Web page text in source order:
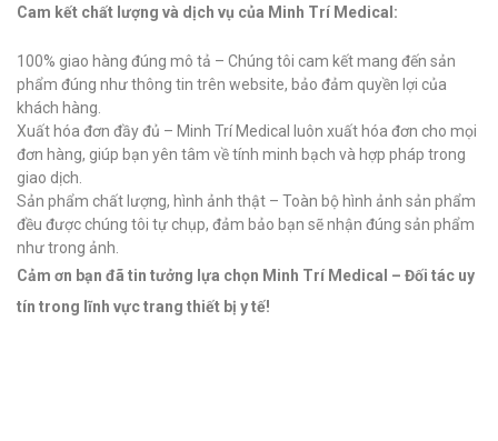
Cam kết chất lượng và dịch vụ của Minh Trí Medical:
100% giao hàng đúng mô tả – Chúng tôi cam kết mang đến sản
phẩm đúng như thông tin trên website, bảo đảm quyền lợi của
khách hàng.
Xuất hóa đơn đầy đủ – Minh Trí Medical luôn xuất hóa đơn cho mọi
đơn hàng, giúp bạn yên tâm về tính minh bạch và hợp pháp trong
giao dịch.
Sản phẩm chất lượng, hình ảnh thật – Toàn bộ hình ảnh sản phẩm
đều được chúng tôi tự chụp, đảm bảo bạn sẽ nhận đúng sản phẩm
như trong ảnh.
Cảm ơn bạn đã tin tưởng lựa chọn Minh Trí Medical – Đối tác uy
tín trong lĩnh vực trang thiết bị y tế!